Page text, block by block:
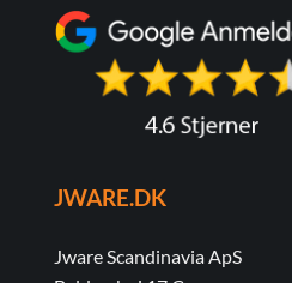
JWARE.DK
Jware Scandinavia ApS